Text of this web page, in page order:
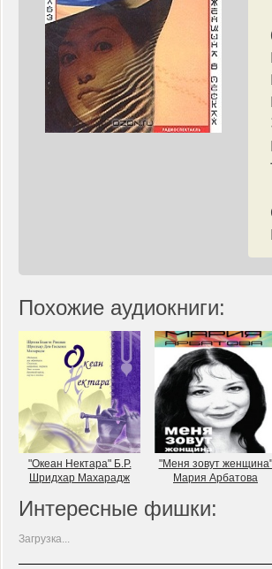
Похожие аудиокниги:
"Океан Нектара" Б.Р.
Шридхар Махарадж
"Меня зовут женщина"
Мария Арбатова
Интересные фишки:
Загрузка...